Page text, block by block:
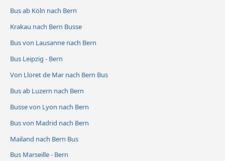
Bus ab Köln nach Bern
Krakau nach Bern Busse
Bus von Lausanne nach Bern
Bus Leipzig - Bern
Von Lloret de Mar nach Bern Bus
Bus ab Luzern nach Bern
Busse von Lyon nach Bern
Bus von Madrid nach Bern
Mailand nach Bern Bus
Bus Marseille - Bern